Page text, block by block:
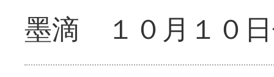
墨滴 １０月１０